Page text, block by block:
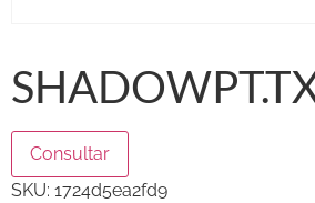
Consultar
SKU: 1724d5ea2fd9